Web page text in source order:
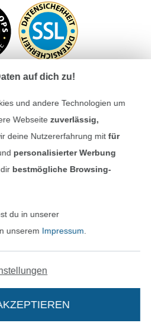
deinen Warenkorb
mit
auf dich zu!
und andere Technologien um
Webseite zuverlässig,
deine Nutzererfahrung mitfür
personalisierter Werbung
bestmögliche Browsing-
du in unserer
unserem Impressum